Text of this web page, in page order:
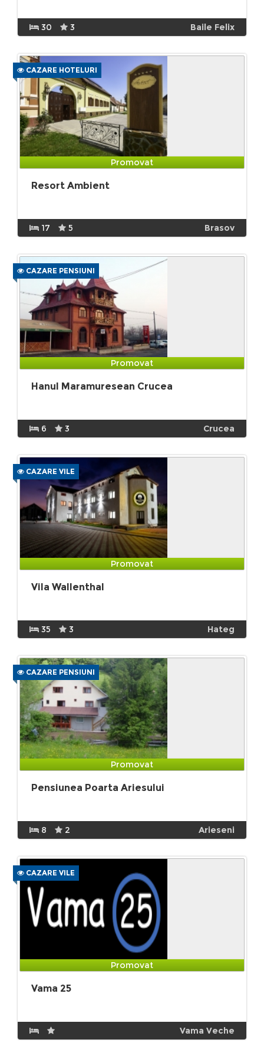
30 3 Baile Felix
CAZARE HOTELURI
Promovat
Resort Ambient
17 5 Brasov
CAZARE PENSIUNI
Promovat
Hanul Maramuresean Crucea
6 3 Crucea
CAZARE VILE
Promovat
Vila Wallenthal
35 3 Hateg
CAZARE PENSIUNI
Promovat
Pensiunea Poarta Ariesului
8 2 Arieseni
CAZARE VILE
Promovat
Vama 25
Vama Veche